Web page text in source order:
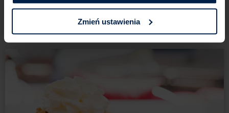
Zmień ustawienia
Jak upiec kruche ciasto